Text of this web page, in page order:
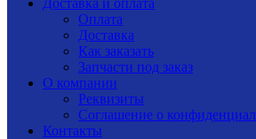
Доставка и оплата
Оплата
Доставка
Как заказать
Запчасти под заказ
О компании
Реквизиты
Соглашение о
Контакты